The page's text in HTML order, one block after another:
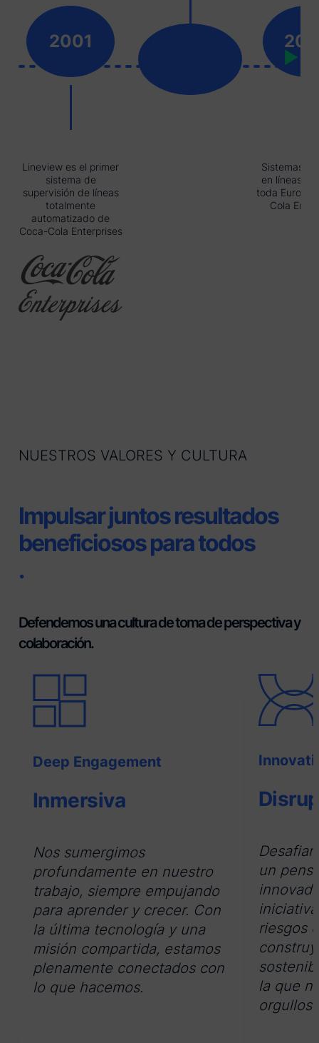
2001
Lineview es el primer
sistema de
supervisión de líneas
totalmente
automatizado de
Coca-Cola Enterprises
Sistemas
en líneas
toda Europa
Cola
▶
NUESTROS VALORES Y CULTURA
Impulsar juntos resultados
beneficiosos para todos
.
Defendemos una cultura de toma de perspectiva y
colaboración.
Deep Engagement
Inmersiva
Nos sumergimos
profundamente en nuestro
trabajo, siempre empujando
para aprender y crecer. Con
la última tecnología y una
misión compartida, estamos
plenamente conectados con
lo que hacemos.
un
riesgos
la que